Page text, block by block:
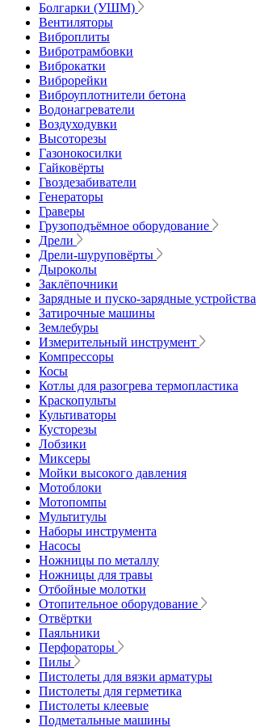
Болгарки (УШМ)
Вентиляторы
Виброплиты
Вибротрамбовки
Виброкатки
Виброрейки
Виброуплотнители бетона
Водонагреватели
Воздуходувки
Высоторезы
Газонокосилки
Гайковёрты
Гвоздезабиватели
Генераторы
Граверы
Грузоподъёмное оборудование
Дрели
Дрели-шуруповёрты
Дыроколы
Заклёпочники
Зарядные и пуско-зарядные устройства
Затирочные машины
Землебуры
Измерительный инструмент
Компрессоры
Косы
Котлы для разогрева термопластика
Краскопульты
Культиваторы
Кусторезы
Лобзики
Миксеры
Мойки высокого давления
Мотоблоки
Мотопомпы
Мультитулы
Наборы инструмента
Насосы
Ножницы по металлу
Ножницы для травы
Отбойные молотки
Отопительное оборудование
Отвёртки
Паяльники
Перфораторы
Пилы
Пистолеты для вязки арматуры
Пистолеты для герметика
Пистолеты клеевые
Подметальные машины